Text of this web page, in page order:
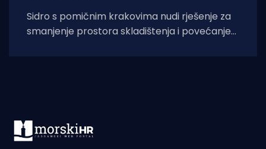
Sidro s pomičnim krakovima nudi rješenje za
smanjenje prostora skladištenja i povećanje